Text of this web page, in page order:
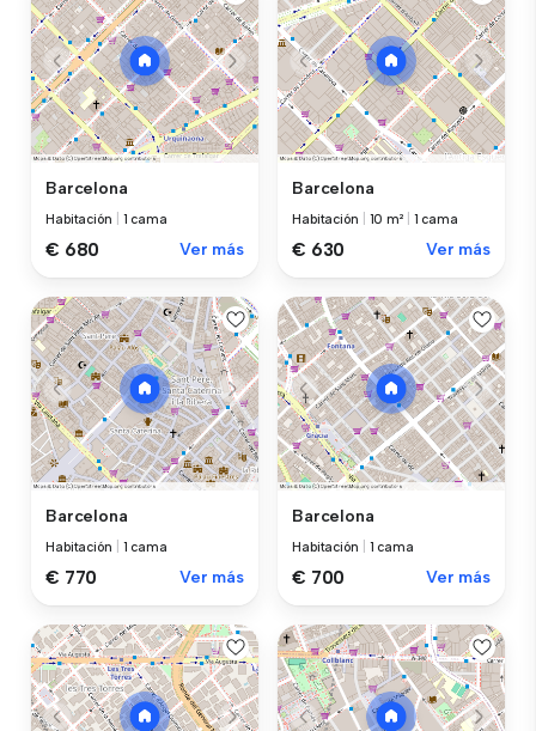
Barcelona
Habitación 1 cama
€ 680 Ver más
Barcelona
Habitación 10 m² 1 cama
€ 630 Ver más
Barcelona
Habitación 1 cama
€ 770 Ver más
Barcelona
Habitación 1 cama
€ 700 Ver más